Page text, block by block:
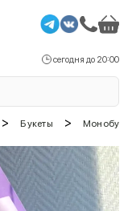
сегодня до 20:00
> Букеты >